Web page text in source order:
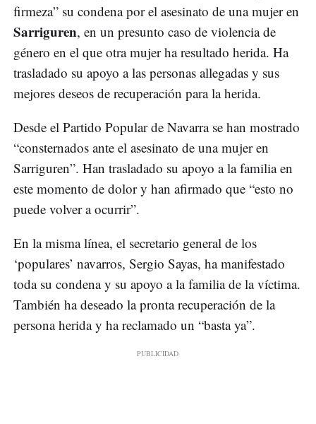
firmeza” su condena por el asesinato de una mujer en
Sarriguren, en un presunto caso de violencia de
género en el que otra mujer ha resultado herida. Ha
trasladado su apoyo a las personas allegadas y sus
mejores deseos de recuperación para la herida.
Desde el Partido Popular de Navarra se han mostrado
“consternados ante el asesinato de una mujer en
Sarriguren”. Han trasladado su apoyo a la familia en
este momento de dolor y han afirmado que “esto no
puede volver a ocurrir”.
En la misma línea, el secretario general de los
‘populares’ navarros, Sergio Sayas, ha manifestado
toda su condena y su apoyo a la familia de la víctima.
También ha deseado la pronta recuperación de la
persona herida y ha reclamado un “basta ya”.